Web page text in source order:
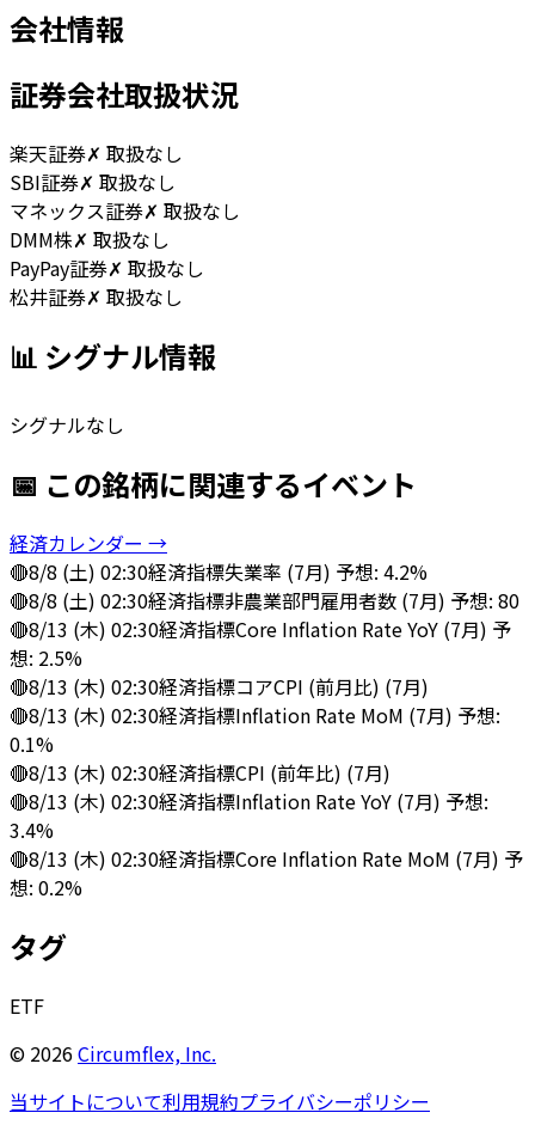
会社情報
証券会社取扱状況
楽天証券✗ 取扱なし
SBI証券✗ 取扱なし
マネックス証券✗ 取扱なし
DMM株✗ 取扱なし
PayPay証券✗ 取扱なし
松井証券✗ 取扱なし
📊 シグナル情報
シグナルなし
📅 この銘柄に関連するイベント
経済カレンダー →
🔴8/8 (土) 02:30経済指標失業率 (7月) 予想: 4.2%
🔴8/8 (土) 02:30経済指標非農業部門雇用者数 (7月) 予想: 80
🔴8/13 (木) 02:30経済指標Core Inflation Rate YoY (7月) 予
想: 2.5%
🔴8/13 (木) 02:30経済指標コアCPI (前月比) (7月)
🔴8/13 (木) 02:30経済指標Inflation Rate MoM (7月) 予想:
0.1%
🔴8/13 (木) 02:30経済指標CPI (前年比) (7月)
🔴8/13 (木) 02:30経済指標Inflation Rate YoY (7月) 予想:
3.4%
🔴8/13 (木) 02:30経済指標Core Inflation Rate MoM (7月) 予
想: 0.2%
タグ
ETF
© 2026Circumflex, Inc.
当サイトについて利用規約プライバシーポリシー